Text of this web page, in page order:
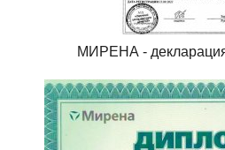
МИРЕНА - декларация